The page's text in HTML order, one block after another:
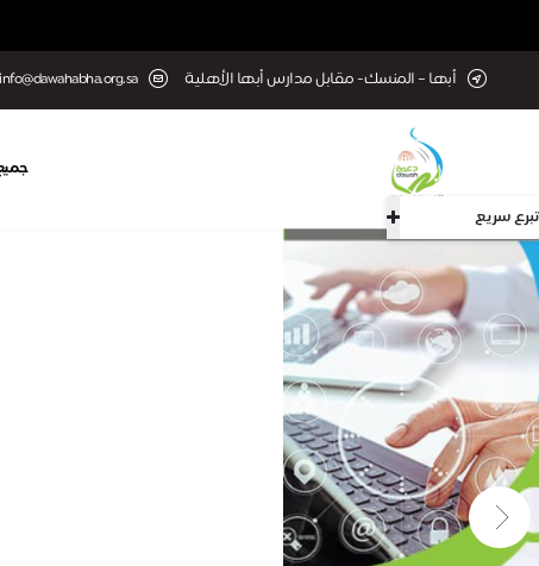
تبرع سريع
أبها – المنسك- مقابل مدارس أبها الأهلية info@dawahabha.org.sa